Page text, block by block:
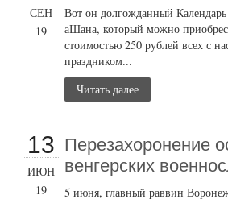
СЕН
19
Вот он долгожданный
аШана, который можно
стоимостью 250 рублей всех с
праздником...
Читать далее
13
ИЮН
19
Перезахоронение
венгерских
5 июня, главный раввин